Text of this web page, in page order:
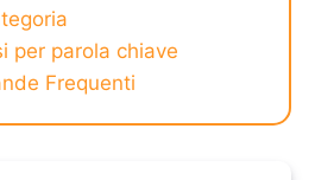
per parola chiave
Frequenti